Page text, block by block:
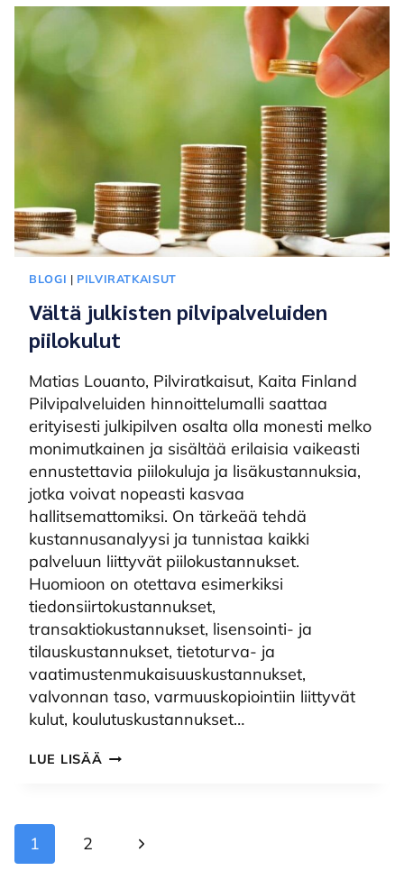
PARHAAT
PALAT
BLOGI | PILVIRATKAISUT
Vältä julkisten pilvipalveluiden
piilokulut
Matias Louanto, Pilviratkaisut, Kaita Finland
Pilvipalveluiden hinnoittelumalli saattaa
erityisesti julkipilven osalta olla monesti melko
monimutkainen ja sisältää erilaisia vaikeasti
ennustettavia ​​piilokuluja ja lisäkustannuksia,
jotka voivat nopeasti kasvaa
hallitsemattomiksi. On tärkeää tehdä
kustannusanalyysi ja tunnistaa kaikki
palveluun liittyvät piilokustannukset.
Huomioon on otettava esimerkiksi
tiedonsiirtokustannukset,
transaktiokustannukset, lisensointi- ja
tilauskustannukset, tietoturva- ja
vaatimustenmukaisuuskustannukset,
valvonnan taso, varmuuskopiointiin liittyvät
kulut, koulutuskustannukset…
LUE LISÄÄ VÄLTÄ
Sivunavigointi
1 2
Seuraava